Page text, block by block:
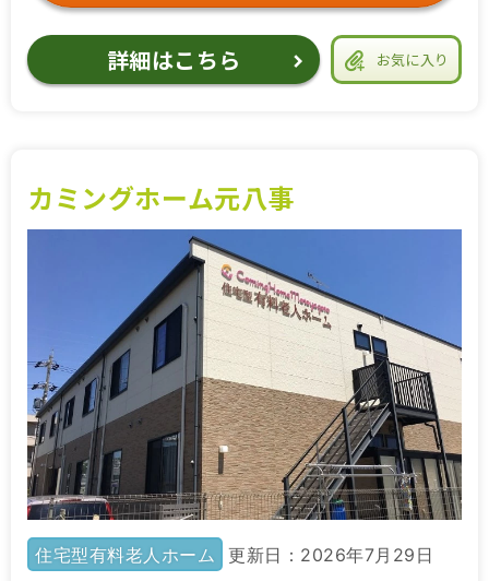
お気に入り
詳細はこちら
カミングホーム元八事
住宅型有料老人ホーム 更新日：2026年7月29日